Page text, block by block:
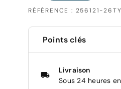
RÉFÉRENCE : 256121-
Points clés
Livraison
Sous 24 heures